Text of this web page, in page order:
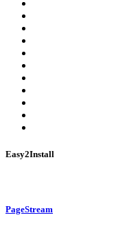
Easy2Install
PageStream